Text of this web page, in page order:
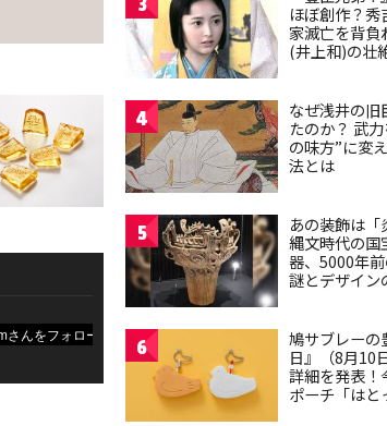
ほぼ創作？
家滅亡を背負
(井上和)の壮
4
なぜ浅井の旧
たのか？ 武
の味方”に変
法とは
5
あの装飾は「
縄文時代の国
器、5000年
謎とデザイン
6
鳩サブレーの
日』（8月10
詳細を発表！
ポーチ「はと